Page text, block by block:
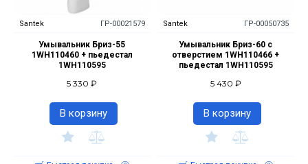
Santek ГР-00021579
Умывальник Бриз-55
1WH110460 + пьедестал
1WH110595
5 330 ₽
В корзину
Santek ГР-00050735
Умывальник Бриз-60 с
отверстием 1WH110466 +
пьедестал 1WH110595
5 430 ₽
В корзину